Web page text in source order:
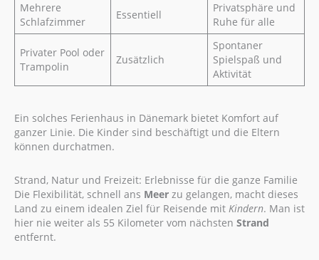
Mehrere
Schlafzimmer
Essentiell
Privatsphäre und
Ruhe für alle
Privater Pool oder
Trampolin
Zusätzlich
Spontaner
Spielspaß und
Aktivität
Ein solches Ferienhaus in Dänemark bietet Komfort auf
ganzer Linie. Die Kinder sind beschäftigt und die Eltern
können durchatmen.
Strand, Natur und Freizeit: Erlebnisse für die ganze Familie
Die Flexibilität, schnell ans Meer zu gelangen, macht dieses
Land zu einem idealen Ziel für Reisende mit Kindern. Man ist
hier nie weiter als 55 Kilometer vom nächsten Strand
entfernt.